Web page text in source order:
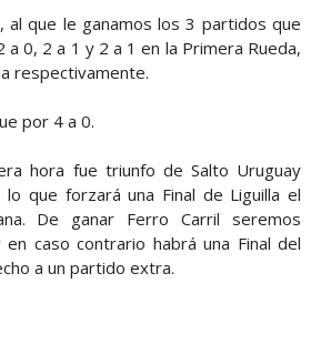
al que le ganamos los 3 partidos que
a 0, 2 a 1 y 2 a 1 en la Primera Rueda,
respectivamente.
por 4 a 0.
hora fue triunfo de Salto Uruguay
que forzará una Final de Liguilla el
De ganar Ferro Carril seremos
caso contrario habrá una Final del
a un partido extra.